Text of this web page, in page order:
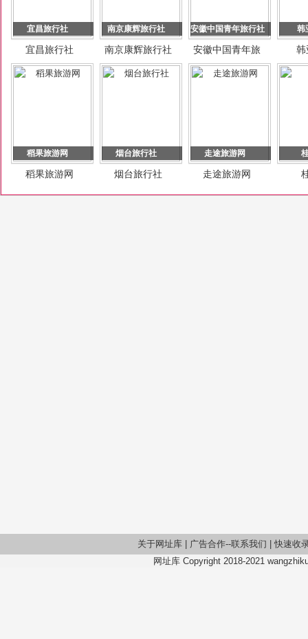
宜昌旅行社
宜昌旅行社
南京康辉旅行社
南京康辉旅行社
安徽中国青年旅行社
安徽中国青年旅
行社
韩
韩
稻果旅游网
稻果旅游网
烟台旅行社
烟台旅行社
走途旅游网
走途旅游网
关于网址库 广告合作--联系我们
快速收
网址库 Copyright 2018-2021